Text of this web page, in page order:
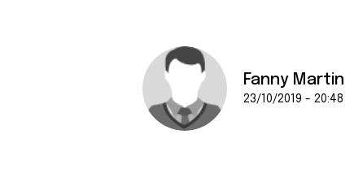
Fanny Martin
23/10/2019 - 20:48